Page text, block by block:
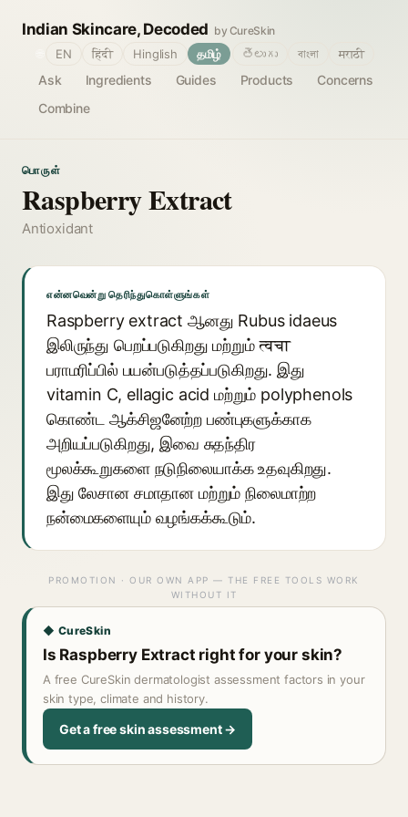
Indian Skincare, Decoded by CureSkin
Ask Ingredients Guides Products
Concerns
Combine
EN हिंदी Hinglish தமிழ் తెలుగు বাংলা मराठी
பொருள்
Raspberry Extract
Antioxidant
என்னவென்று தெரிந்துகொள்ளுங்கள்
Raspberry extract ஆனது Rubus idaeus
இலிருந்து பெறப்படுகிறது மற்றும் त्वचा
பராமரிப்பில் பயன்படுத்தப்படுகிறது. இது
vitamin C, ellagic acid மற்றும் polyphenols
கொண்ட ஆக்சிஜனேற்ற பண்புகளுக்காக
அறியப்படுகிறது, இவை சுதந்திர
மூலக்கூறுகளை நடுநிலையாக்க உதவுகிறது.
இது லேசான சமாதான மற்றும் நிலைமாற்ற
நன்மைகளையும் வழங்கக்கூடும்.
PROMOTION · OUR OWN APP — THE FREE TOOLS WORK
WITHOUT IT
◆ CureSkin
Is Raspberry Extract right for your skin?
A free CureSkin dermatologist assessment factors in your
skin type, climate and history.
Get a free skin assessment →